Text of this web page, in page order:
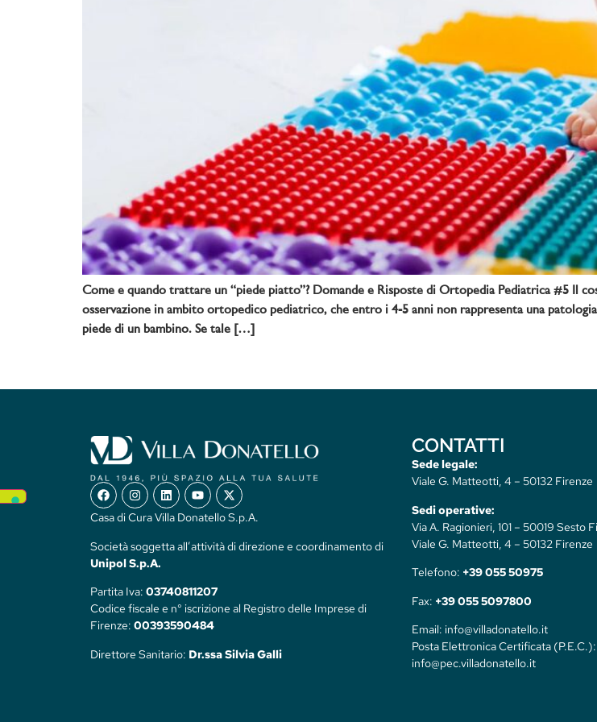
Come e quando trattare un “piede piatto”? Domande e Risposte di Ortopedia Pediatrica #5 Il
osservazione in ambito ortopedico pediatrico, che entro i 4-5 anni non rappresenta una
piede di un bambino. Se tale […]
Casa di Cura Villa Donatello S.p.A.
Società soggetta all’attività di direzione e coordinamento di
Unipol S.p.A.
Partita Iva: 03740811207
Codice fiscale e n° iscrizione al Registro delle Imprese di
Firenze: 00393590484
Direttore Sanitario: Dr.ssa Silvia Galli
CONTATTI
Sede legale:
Viale G. Matteotti, 4 – 50132 Firenze
Sedi operative:
Via A. Ragionieri, 101 – 50019 Sesto
Viale G. Matteotti, 4 – 50132 Firenze
Telefono: +39 055 50975
Fax: +39 055 5097800
Email: info@villadonatello.it
Posta Elettronica Certificata (P.E.C.):
info@pec.villadonatello.it